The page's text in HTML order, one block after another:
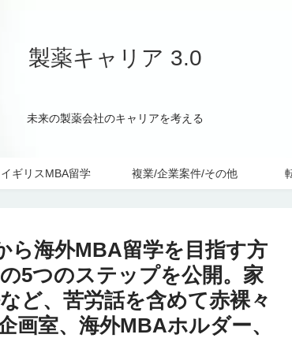
製薬キャリア 3.0
未来の製薬会社のキャリアを考える
イギリスMBA留学 複業/企業案件/その他
ら海外MBA留学を目指す方
5つのステップを公開。家
ど、苦労話を含めて赤裸々
画室、海外MBAホルダー、